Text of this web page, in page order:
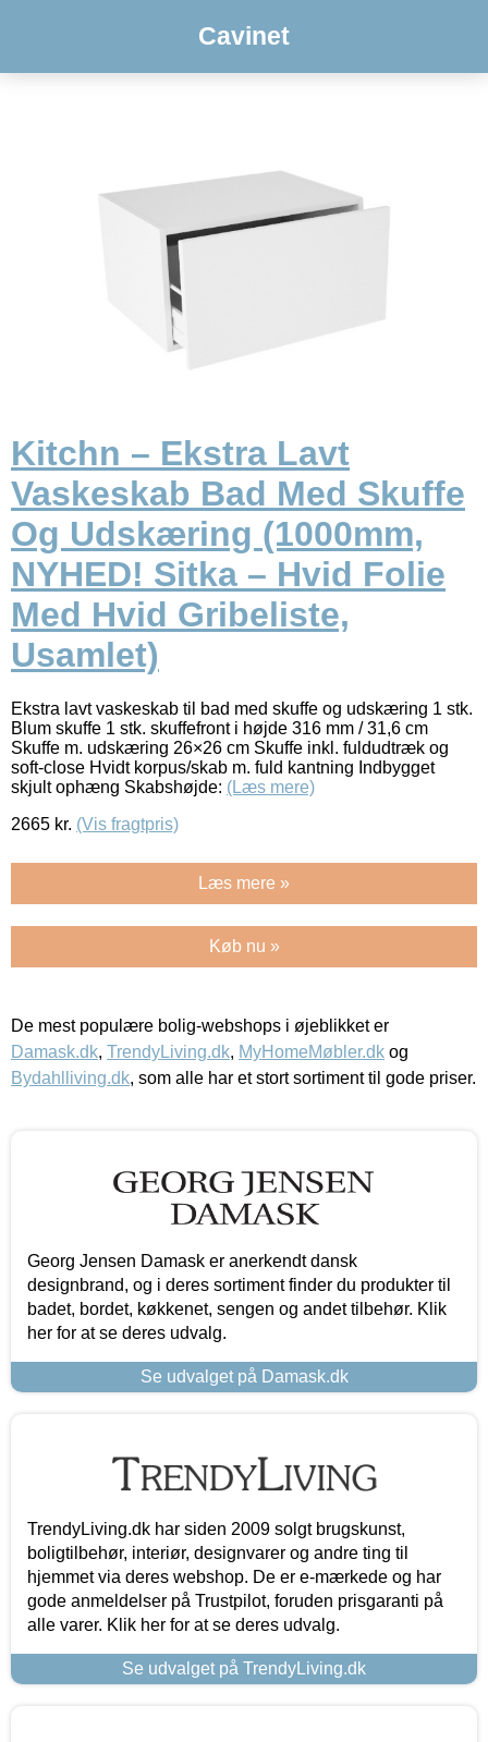
Cavinet
Kitchn – Ekstra Lavt
Vaskeskab Bad Med Skuffe
Og Udskæring (1000mm,
NYHED! Sitka – Hvid Folie
Med Hvid Gribeliste,
Usamlet)
Ekstra lavt vaskeskab til bad med skuffe og udskæring 1 stk.
Blum skuffe 1 stk. skuffefront i højde 316 mm / 31,6 cm
Skuffe m. udskæring 26×26 cm Skuffe inkl. fuldudtræk og
soft-close Hvidt korpus/skab m. fuld kantning Indbygget
skjult ophæng Skabshøjde: (Læs mere)
2665 kr. (Vis fragtpris)
Læs mere »
Køb nu »
De mest populære bolig-webshops i øjeblikket er
Damask.dk, TrendyLiving.dk, MyHomeMøbler.dk og
Bydahlliving.dk, som alle har et stort sortiment til gode priser.
Georg Jensen Damask er anerkendt dansk
designbrand, og i deres sortiment finder du produkter til
badet, bordet, køkkenet, sengen og andet tilbehør. Klik
her for at se deres udvalg.
Se udvalget på Damask.dk
TrendyLiving.dk har siden 2009 solgt brugskunst,
boligtilbehør, interiør, designvarer og andre ting til
hjemmet via deres webshop. De er e-mærkede og har
gode anmeldelser på Trustpilot, foruden prisgaranti på
alle varer. Klik her for at se deres udvalg.
Se udvalget på TrendyLiving.dk